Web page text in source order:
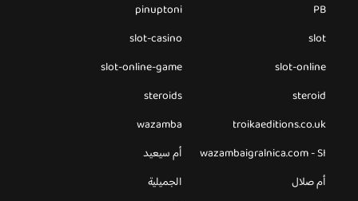
PB
pinuptoni
slot
slot-casino
slot-online
slot-online-game
steroid
steroids
troikaeditions.co.uk
wazamba
wazambaigralnica.com - SI
أم سيعيد
أم صلال
الجميلية